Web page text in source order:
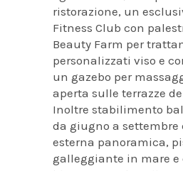
ristorazione, un
Fitness Club con
Beauty Farm per
personalizzati viso e
un gazebo per
aperta sulle terrazze
Inoltre stabilimento
da giugno a settembre
esterna panoramica,
galleggiante in mare e